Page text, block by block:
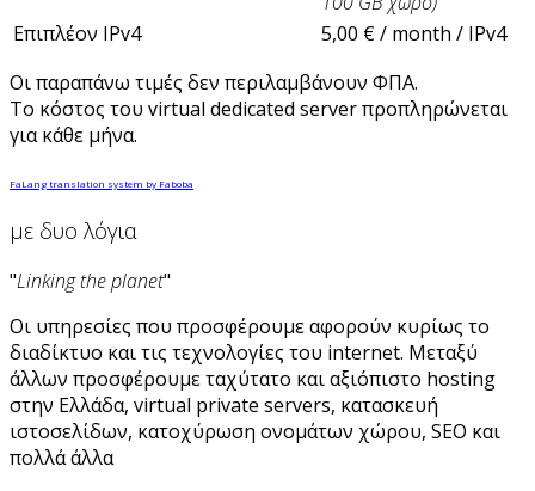
Επιπλέον IPv4
5,00 € / month / IPv4
Οι παραπάνω τιμές δεν περιλαμβάνουν ΦΠΑ.
Το κόστος του virtual dedicated server προπληρώνεται
για κάθε μήνα.
FaLang translation system by Faboba
με δυο λόγια
"Linking the planet"
Οι υπηρεσίες που προσφέρουμε αφορούν κυρίως το
διαδίκτυο και τις τεχνολογίες του internet. Μεταξύ
άλλων προσφέρουμε ταχύτατο και αξιόπιστο hosting
στην Ελλάδα, virtual private servers, κατασκευή
ιστοσελίδων, κατοχύρωση ονομάτων χώρου, SEO και
πολλά άλλα